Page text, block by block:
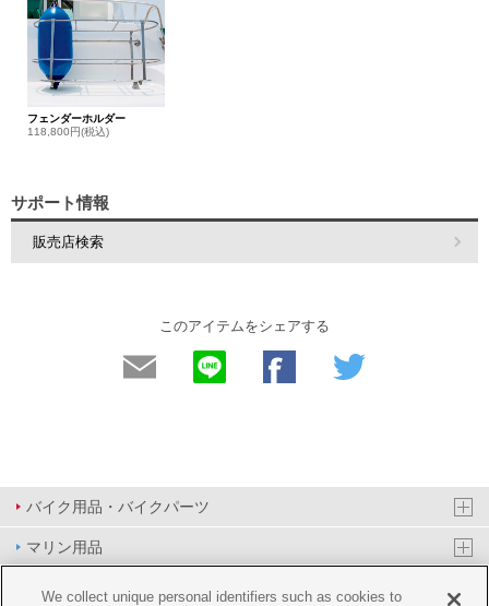
フェンダーホルダー
118,800円(税込)
サポート情報
販売店検索
このアイテムをシェアする
バイク用品・バイクパーツ
マリン用品
PAS/YPJ用品
We collect unique personal identifiers such as cookies to